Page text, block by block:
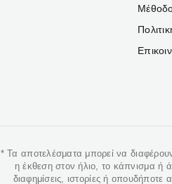
* Τα αποτελέσματα μπορεί να
η έκθεση στον ήλιο, το κάπνισμα ή
διαφημίσεις, ιστορίες ή οπουδήποτε